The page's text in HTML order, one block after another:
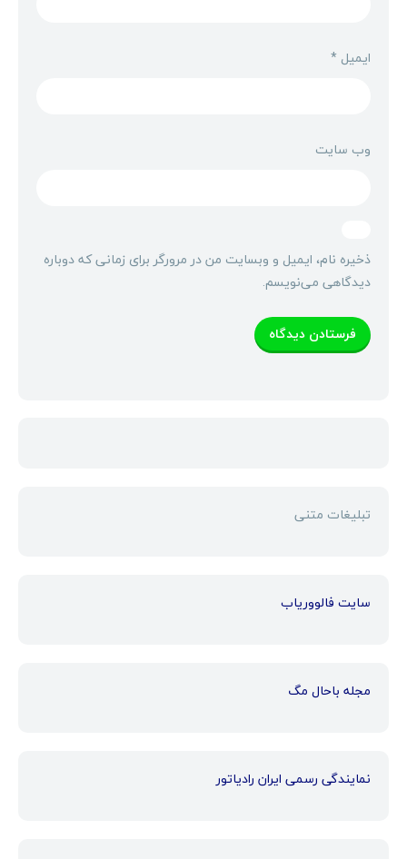
ایمیل *
وب‌ سایت
ذخیره نام، ایمیل و وبسایت من در مرورگر برای زمانی که دوباره
دیدگاهی می‌نویسم.
تبلیغات متنی
سایت فالووریاب
مجله باحال مگ
نمایندگی رسمی ایران رادیاتور